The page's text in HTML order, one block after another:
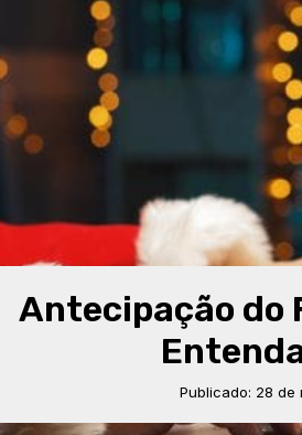
Antecipação do
Publicado: 28 de